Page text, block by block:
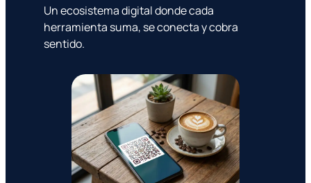
Un ecosistema digital donde cada
herramienta suma, se conecta y cobra
sentido.